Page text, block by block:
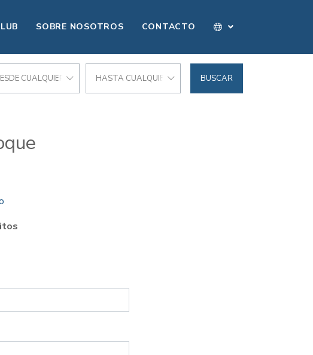
SOBRE NOSOTROS CONTACTO
CUALQUIER PRECIO HASTA CUALQUIER PRECIO BUSCAR